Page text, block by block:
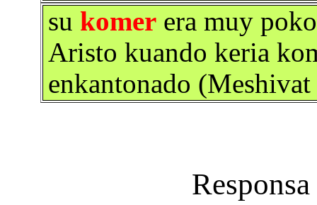
su komer era muy
Aristo kuando keria
enkantonado